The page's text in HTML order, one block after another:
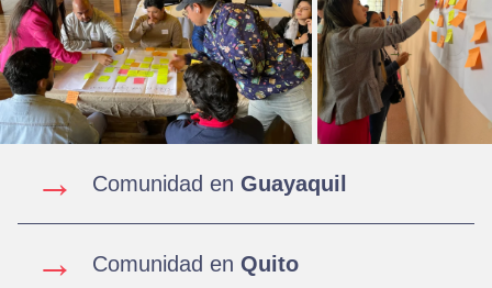
→ Comunidad en Guayaquil
→ Comunidad en Quito